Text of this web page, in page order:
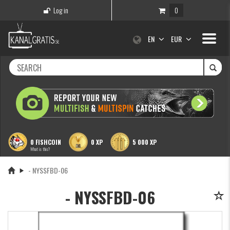
Log in 0
Toggle
EN EUR
0 FISHCOIN
What is this?
0 XP 5 000 XP
- NYSSFBD-06
- NYSSFBD-06